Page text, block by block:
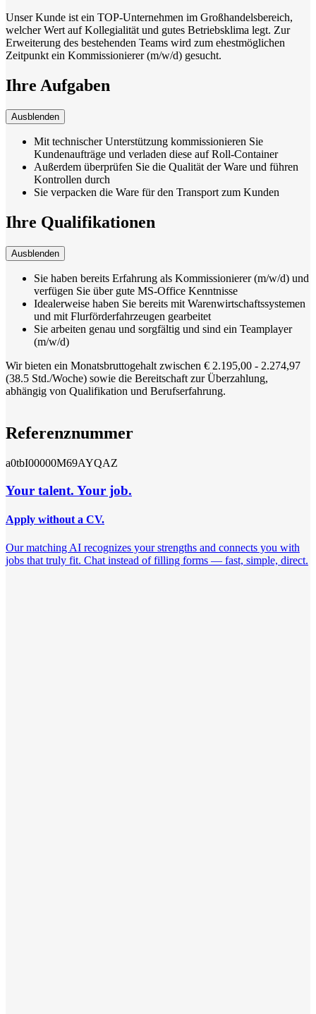
Unser Kunde ist ein TOP-Unternehmen im Großhandelsbereich,
welcher Wert auf Kollegialität und gutes Betriebsklima legt. Zur
Erweiterung des bestehenden Teams wird zum ehestmöglichen
Zeitpunkt ein Kommissionierer (m/w/d) gesucht.
Ihre Aufgaben
Ausblenden
Mit technischer Unterstützung kommissionieren Sie
Kundenaufträge und verladen diese auf Roll-Container
Außerdem überprüfen Sie die Qualität der Ware und führen
Kontrollen durch
Sie verpacken die Ware für den Transport zum Kunden
Ihre Qualifikationen
Ausblenden
Sie haben bereits Erfahrung als Kommissionierer (m/w/d) und
verfügen Sie über gute MS-Office Kenntnisse
Idealerweise haben Sie bereits mit Warenwirtschaftssystemen
und mit Flurförderfahrzeugen gearbeitet
Sie arbeiten genau und sorgfältig und sind ein Teamplayer
(m/w/d)
Wir bieten ein Monatsbruttogehalt zwischen € 2.195,00 - 2.274,97
(38.5 Std./Woche) sowie die Bereitschaft zur Überzahlung,
abhängig von Qualifikation und Berufserfahrung.
Referenznummer
a0tbI00000M69AYQAZ
Your talent. Your job.
Apply without a CV.
Our matching AI recognizes your strengths and connects you with
jobs that truly fit. Chat instead of filling forms — fast, simple, direct.